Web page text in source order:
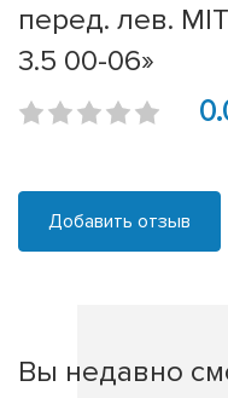
перед. лев.
3.5 00-06»
Добавить отзыв
Вы недавно